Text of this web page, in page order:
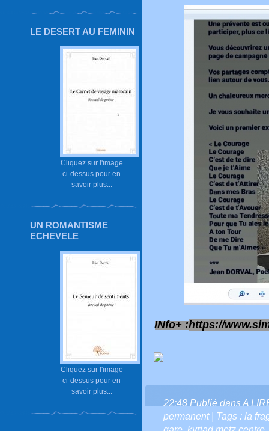
LE DESERT AU FEMININ
Cliquez sur l'image
ci-dessus pour en
savoir plus...
UN ROMANTISME
ECHEVELE
Cliquez sur l'image
ci-dessus pour en
savoir plus...
INfo+ :https://
22:48 Publié dansA
permanent| Tags : la